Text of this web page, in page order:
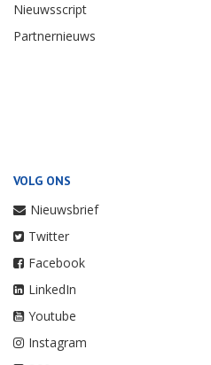
Nieuwsscript
Partnernieuws
VOLG ONS
Nieuwsbrief
Twitter
Facebook
LinkedIn
Youtube
Instagram